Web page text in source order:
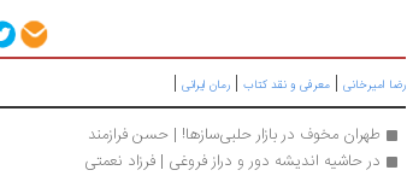
رضا امیرخانی | معرفی و نقد کتاب | رمان ایرانی |
طهران مخوف در بازار حلبی‌سازها! | حسن فرازمند
در حاشیه اندیشه دور و دراز فروغی | فرزاد نعمتی